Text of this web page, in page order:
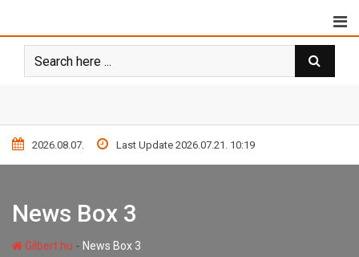
2026.08.07. Last Update 2026.07.21. 10:19
News Box 3
Gilbert.hu - News Box 3